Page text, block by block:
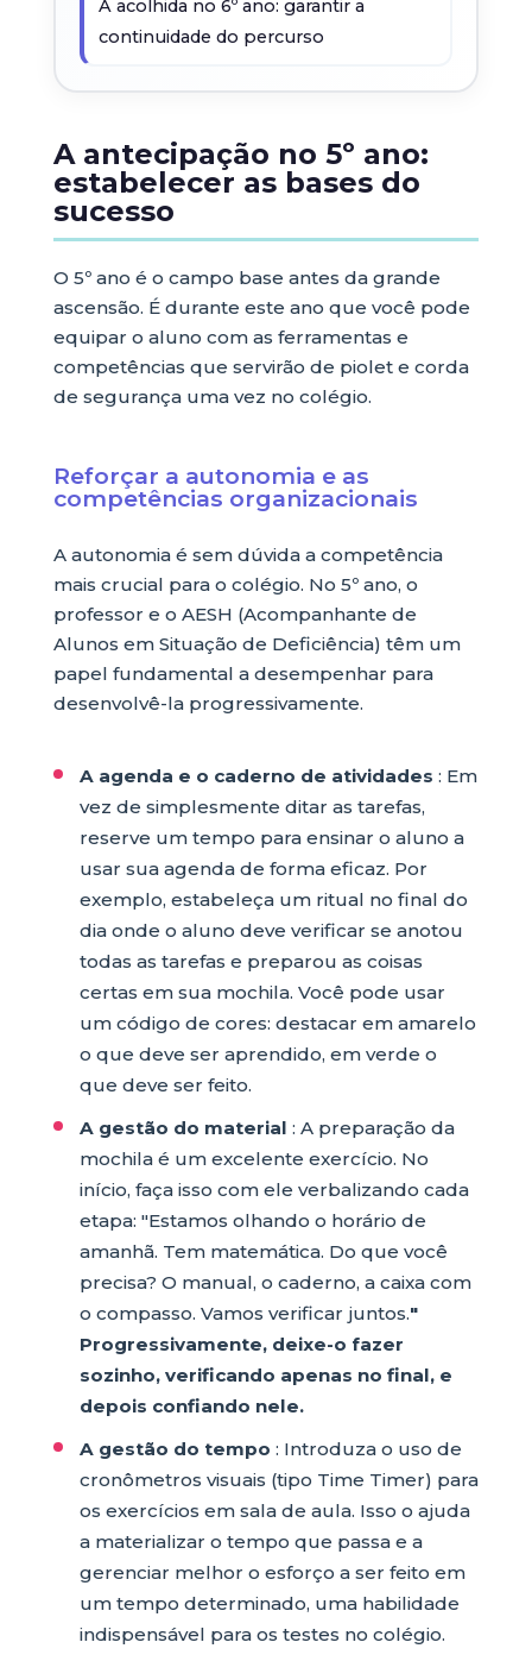
A acolhida no 6º ano: garantir a
continuidade do percurso
A antecipação no 5º ano:
estabelecer as bases do
sucesso
O 5º ano é o campo base antes da grande
ascensão. É durante este ano que você pode
equipar o aluno com as ferramentas e
competências que servirão de piolet e corda
de segurança uma vez no colégio.
Reforçar a autonomia e as
competências organizacionais
A autonomia é sem dúvida a competência
mais crucial para o colégio. No 5º ano, o
professor e o AESH (Acompanhante de
Alunos em Situação de Deficiência) têm um
papel fundamental a desempenhar para
desenvolvê-la progressivamente.
A agenda e o caderno de atividades : Em
vez de simplesmente ditar as tarefas,
reserve um tempo para ensinar o aluno a
usar sua agenda de forma eficaz. Por
exemplo, estabeleça um ritual no final do
dia onde o aluno deve verificar se anotou
todas as tarefas e preparou as coisas
certas em sua mochila. Você pode usar
um código de cores: destacar em amarelo
o que deve ser aprendido, em verde o
que deve ser feito.
A gestão do material : A preparação da
mochila é um excelente exercício. No
início, faça isso com ele verbalizando cada
etapa: "Estamos olhando o horário de
amanhã. Tem matemática. Do que você
precisa? O manual, o caderno, a caixa com
o compasso. Vamos verificar juntos."
Progressivamente, deixe-o fazer
sozinho, verificando apenas no final, e
depois confiando nele.
A gestão do tempo : Introduza o uso de
cronômetros visuais (tipo Time Timer) para
os exercícios em sala de aula. Isso o ajuda
a materializar o tempo que passa e a
gerenciar melhor o esforço a ser feito em
um tempo determinado, uma habilidade
indispensável para os testes no colégio.